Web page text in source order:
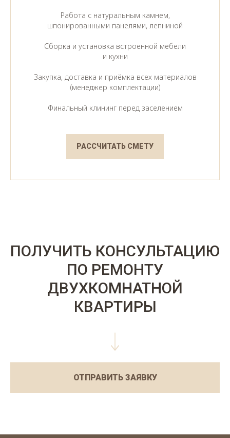
Работа с натуральным камнем,
шпонированными панелями, лепниной
Сборка и установка встроенной мебели
и кухни
Закупка, доставка и приёмка всех материалов
(менеджер комплектации)
Финальный клининг перед заселением
РАССЧИТАТЬ СМЕТУ
ПОЛУЧИТЬ КОНСУЛЬТАЦИЮ
ПО РЕМОНТУ
ДВУХКОМНАТНОЙ
КВАРТИРЫ
ОТПРАВИТЬ ЗАЯВКУ